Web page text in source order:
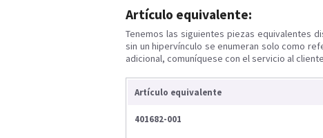
Artículo equivalente:
Tenemos las siguientes piezas equivalentes
sin un hipervínculo se enumeran solo como
adicional, comuníquese con el servicio al cliente
Artículo equivalente
401682-001